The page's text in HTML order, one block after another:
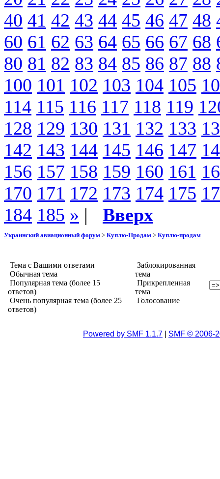
40 41 42 43 44 45 46 47 48
60 61 62 63 64 65 66 67 68
80 81 82 83 84 85 86 87 88
100 101 102 103 104 105
114 115 116 117 118 119
128 129 130 131 132 133
142 143 144 145 146 147
156 157 158 159 160 161
170 171 172 173 174 175
184 185 » | Вверх
Украинский авиационный форум > Куплю-Продам > Куплю-продам
Тема с Вашими ответами
Обычная тема
Популярная тема (более 15
ответов)
Очень популярная тема (более 25
ответов)
Заблокированная
тема
Прикрепленная
тема
Голосование
Powered by SMF 1.1.7 SMF © 2006-